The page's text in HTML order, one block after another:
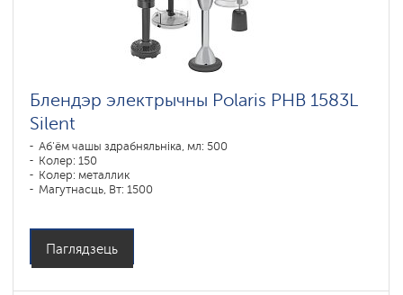
Блендэр электрычны Polaris PHB 1583L
Silent
Аб'ём чашы здрабняльніка, мл: 500
Колер: 150
Колер: металлик
Магутнасць, Вт: 1500
Паглядзець